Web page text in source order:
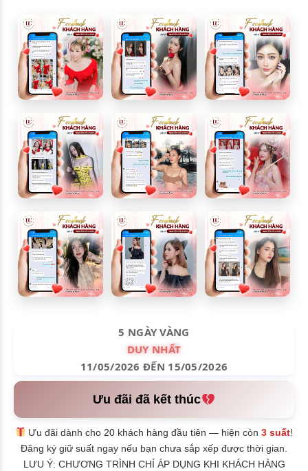
5 NGÀY VÀNG
DUY NHẤT
11/05/2026 ĐẾN 15/05/2026
Ưu đãi đã kết thúc
Ưu đãi dành cho 20 khách hàng đầu tiên — hiện còn3 suất!
Đăng ký giữ suất ngay nếu bạn chưa sắp xếp được thời gian.
LƯU Ý: CHƯƠNG TRÌNH CHỈ ÁP DỤNG KHI KHÁCH HÀNG